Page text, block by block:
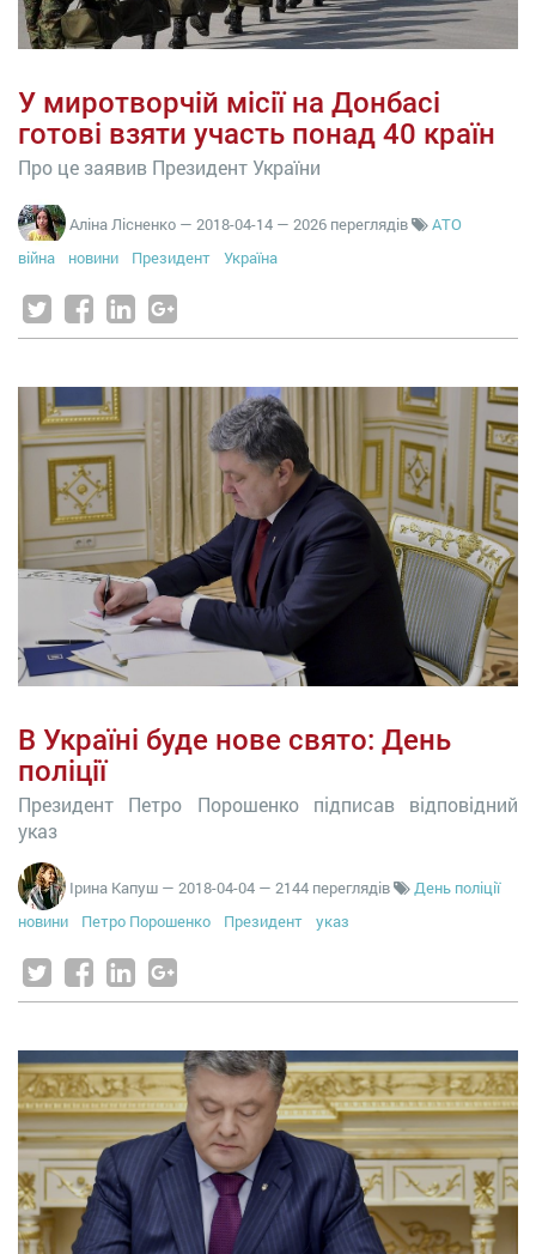
У миротворчій місії на Донбасі
готові взяти участь понад 40 країн
Про це заявив Президент України
Аліна Лісненко — 2018-04-14 — 2026 переглядів
АТО
війна
новини Президент Україна
В Україні буде нове свято: День
поліції
Президент Петро Порошенко підписав відповідний
указ
Ірина Капуш — 2018-04-04 — 2144 переглядів
День поліції
новини
Петро Порошенко Президент указ